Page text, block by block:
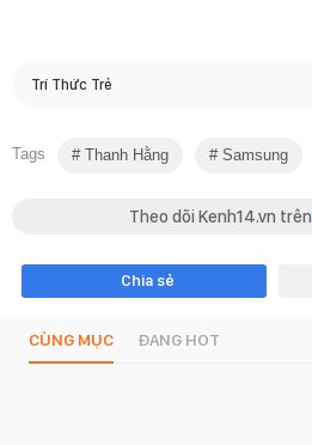
Trí Thức Trẻ
Tags Thanh Hằng Samsung
Theo dõi Kenh14.vn trên
Chia sẻ
CÙNG MỤC ĐANG HOT